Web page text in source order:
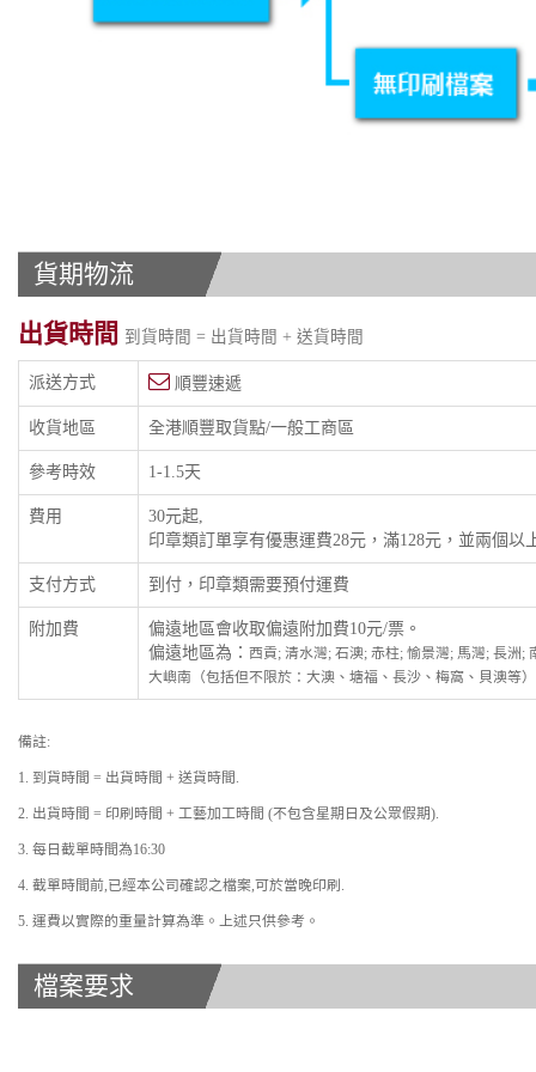
貨期物流
出貨時間 到貨時間 = 出貨時間 + 送貨時間
派送方式 順豐速遞
收貨地區 全港順豐取貨點/一般工商區
參考時效 1-1.5天
費用
30元起,
印章類訂單享有優惠運費28元，滿128元，並兩個
支付方式 到付，印章類需要預付運費
附加費
偏遠地區會收取偏遠附加費10元/票。
偏遠地區為： 西貢; 清水灣; 石澳; 赤柱; 愉景灣; 馬灣; 長洲;
大嶼南（包括但不限於：大澳、塘福、長沙、梅窩、貝澳等）
備註:
1. 到貨時間 = 出貨時間 + 送貨時間.
2. 出貨時間 = 印刷時間 + 工藝加工時間 (不包含星期日及公眾假期).
3. 每日截單時間為16:30
4. 截單時間前,已經本公司確認之檔案,可於當晚印刷.
5. 運費以實際的重量計算為準。上述只供參考。
檔案要求